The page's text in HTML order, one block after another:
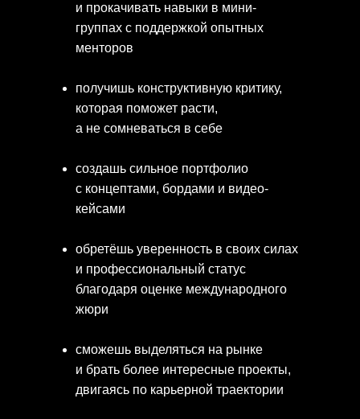
и прокачивать навыки в мини-
группах с поддержкой опытных
менторов
получишь конструктивную критику,
которая поможет расти,
а не сомневаться в себе
создашь сильное портфолио
с концептами, бордами и видео-
кейсами
обретёшь уверенность в своих силах
и профессиональный статус
благодаря оценке международного
жюри
сможешь выделяться на рынке
и брать более интересные проекты,
двигаясь по карьерной траектории